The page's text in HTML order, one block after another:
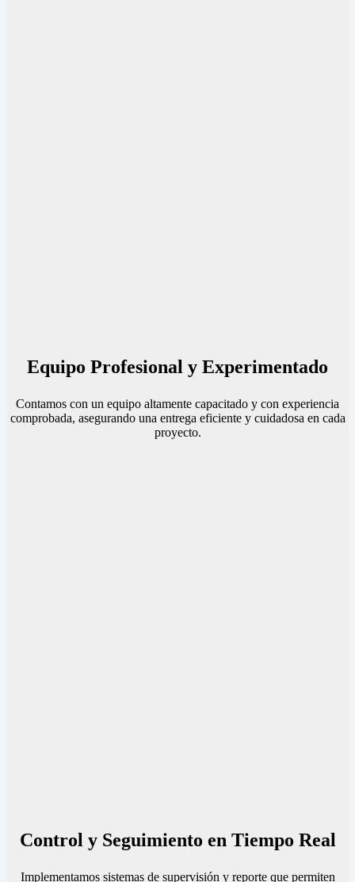
Equipo Profesional y Experimentado
Contamos con un equipo altamente capacitado y con experiencia
comprobada, asegurando una entrega eficiente y cuidadosa en cada
proyecto.
Control y Seguimiento en Tiempo Real
Implementamos sistemas de supervisión y reporte que permiten